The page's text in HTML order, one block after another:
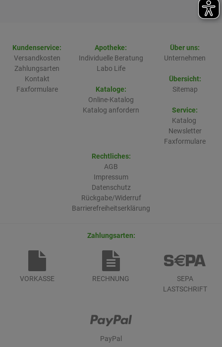
Kundenservice:
Versandkosten
Zahlungsarten
Kontakt
Faxformulare
Apotheke:
Individuelle Beratung
Labo Life
Kataloge:
Online-Katalog
Katalog anfordern
Über uns:
Unternehmen
Übersicht:
Sitemap
Service:
Katalog
Newsletter
Faxformulare
Rechtliches:
AGB
Impressum
Datenschutz
Rückgabe/Widerruf
Barrierefreiheitserklärung
Zahlungsarten:
VORKASSE RECHNUNG
SEPA
LASTSCHRIFT
PayPal